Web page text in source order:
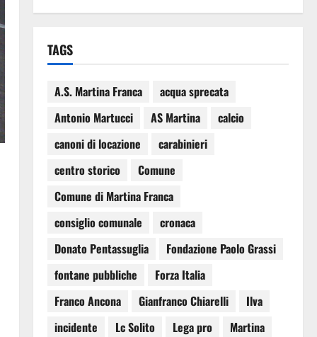
TAGS
A.S. Martina Franca
acqua sprecata
Antonio Martucci
AS Martina
calcio
canoni di locazione
carabinieri
centro storico
Comune
Comune di Martina Franca
consiglio comunale
cronaca
Donato Pentassuglia
Fondazione Paolo Grassi
fontane pubbliche
Forza Italia
Franco Ancona
Gianfranco Chiarelli
Ilva
incidente
Lc Solito Lega pro
Martina